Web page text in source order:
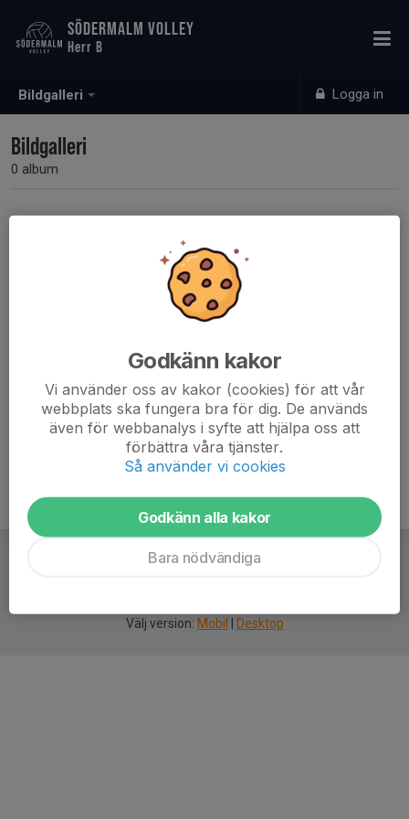
Bildgalleri Logga in
SÖDERMALM VOLLEY
Herr B
Bildgalleri
0 album
Inga album skapade
Välj version: Mobil Desktop
Godkänn kakor
Vi använder oss av kakor (cookies) för att vår
webbplats ska fungera bra för dig. De används
även för webbanalys i syfte att hjälpa oss att
förbättra våra tjänster.
Så använder vi cookies
Godkänn alla kakor
Bara nödvändiga